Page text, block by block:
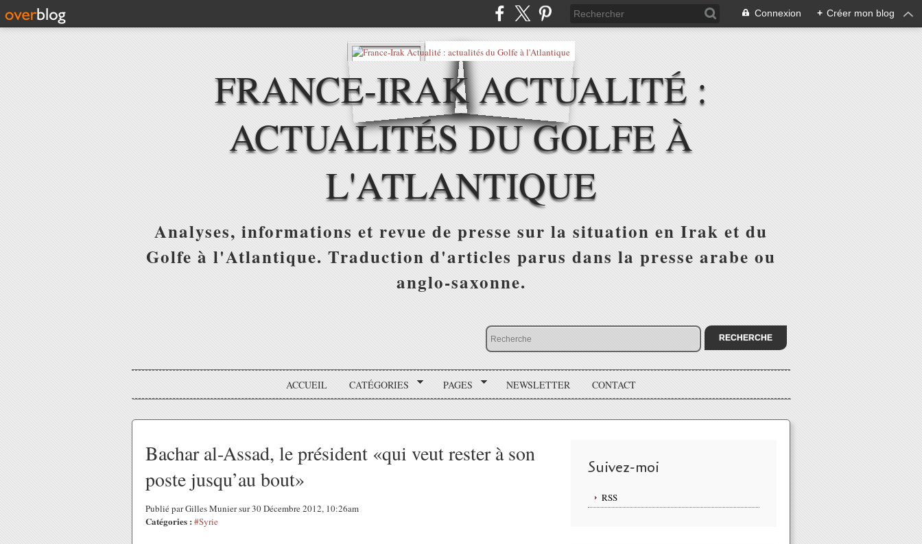
Connexion + Créer mon blog
FRANCE-IRAK ACTUALITÉ :
ACTUALITÉS DU GOLFE À
L'ATLANTIQUE
Analyses, informations et revue de presse sur la situation en Irak et du
Golfe à l'Atlantique. Traduction d'articles parus dans la presse arabe ou
anglo-saxonne.
ACCUEIL CATÉGORIES PAGES NEWSLETTER CONTACT
Bachar al-Assad, le président «qui veut rester à son
poste jusqu’au bout»
Publié par Gilles Munier sur 30 Décembre 2012, 10:26am
Catégories : #Syrie
Suivez-moi
RSS